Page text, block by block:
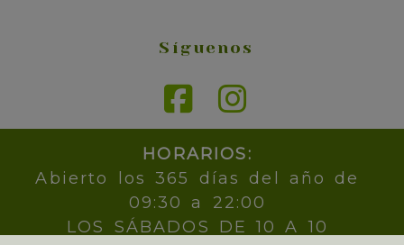
Síguenos
HORARIOS:
Abierto los 365 días del año de
09:30 a 22:00
LOS SÁBADOS DE 10 A 10